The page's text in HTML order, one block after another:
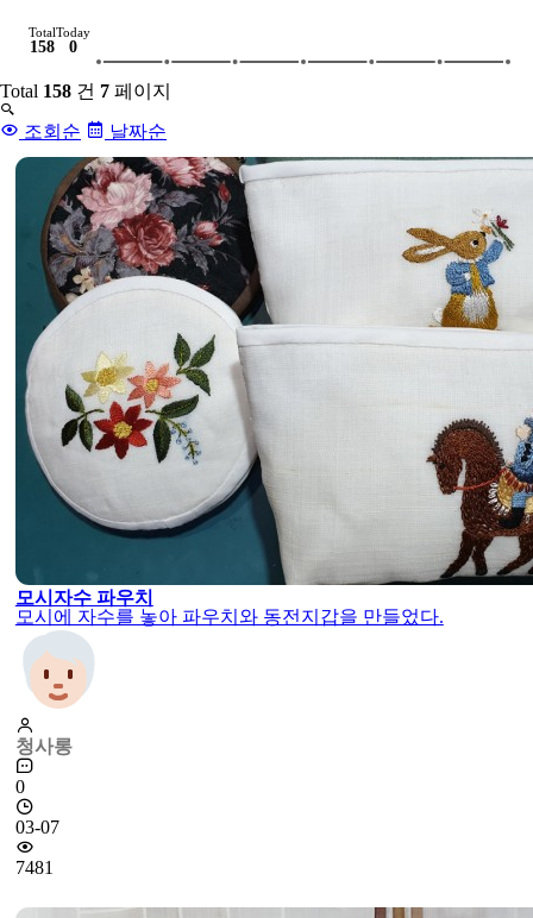
Total
158
Today
0
Total 158 건 7 페이지
조회순
날짜순
모시자수 파우치
모시에 자수를 놓아 파우치와 동전지갑을 만들었다.
청사롱
0
03-07
7481